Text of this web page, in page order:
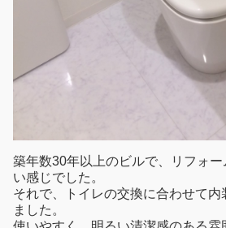
築年数30年以上のビルで、リフォ
い感じでした。
それで、トイレの交換に合わせて内
ました。